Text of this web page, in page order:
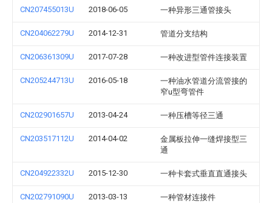
CN207455013U 2018-06-05 一种异形三通管接头
CN204062279U 2014-12-31 管道分支结构
CN206361309U 2017-07-28 一种改进型管件连接装置
CN205244713U 2016-05-18
一种油水管道分流管接的
窄u型弯管件
CN202901657U 2013-04-24 一种压槽等径三通
CN203517112U 2014-04-02
金属板拉伸一缝焊接型三
通
CN204922332U 2015-12-30 一种卡套式垂直直通接头
CN202791090U 2013-03-13 一种管材连接件